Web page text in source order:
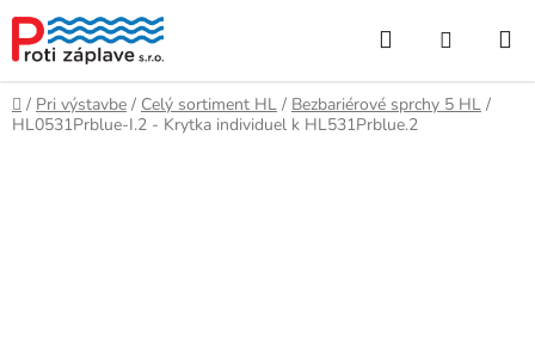
obsah
Hľadať
KOŠÍK
Domov
/ Pri výstavbe / Celý sortiment HL / Bezbariérové sprchy 5 HL /
HL0531Prblue-I.2 - Krytka individuel k HL531Prblue.2